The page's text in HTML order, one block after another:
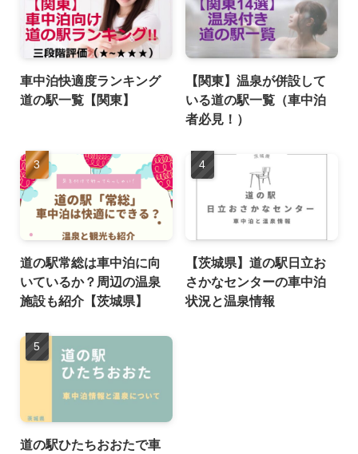
車中泊快適度ランキング
道の駅一覧【関東】
【関東】温泉が併設して
いる道の駅一覧（車中泊
者必見！）
道の駅常総は車中泊に向
いているか？周辺の温泉
施設も紹介【茨城県】
【茨城県】道の駅日立お
さかなセンターの車中泊
状況と温泉情報
道の駅ひたちおおたで車